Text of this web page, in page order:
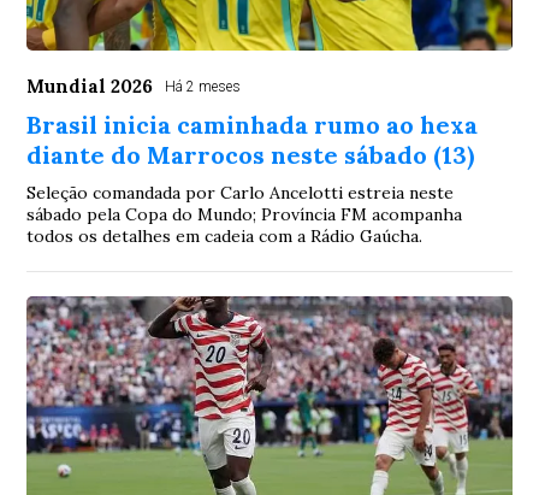
Mundial 2026 Há 2 meses
Brasil inicia caminhada rumo ao hexa
diante do Marrocos neste sábado (13)
Seleção comandada por Carlo Ancelotti estreia neste
sábado pela Copa do Mundo; Província FM acompanha
todos os detalhes em cadeia com a Rádio Gaúcha.